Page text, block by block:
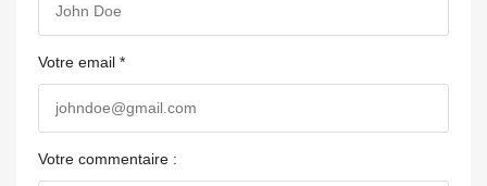
Votre email *
Votre commentaire :